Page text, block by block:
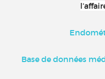
Base de données